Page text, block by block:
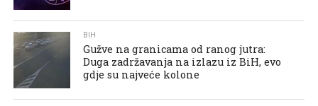
BIH
Gužve na granicama od ranog jutra:
Duga zadržavanja na izlazu iz BiH, evo
gdje su najveće kolone